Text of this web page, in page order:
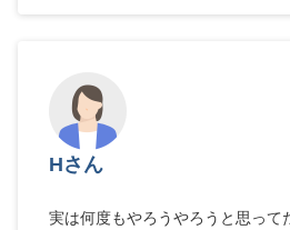
Hさん
実は何度もやろうやろうと思って